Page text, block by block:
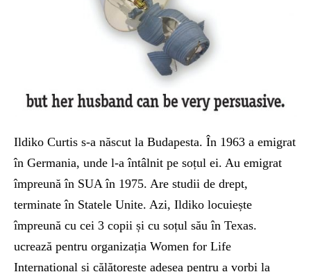
Ildiko Curtis s-a născut la Budapesta. În 1963 a emigrat
în Germania, unde l-a întâlnit pe soțul ei. Au emigrat
împreună în SUA în 1975. Are studii de drept,
terminate în Statele Unite. Azi, Ildiko locuiește
împreună cu cei 3 copii și cu soțul său în Texas.
ucrează pentru organizația Women for Life
International și călătorește adesea pentru a vorbi la